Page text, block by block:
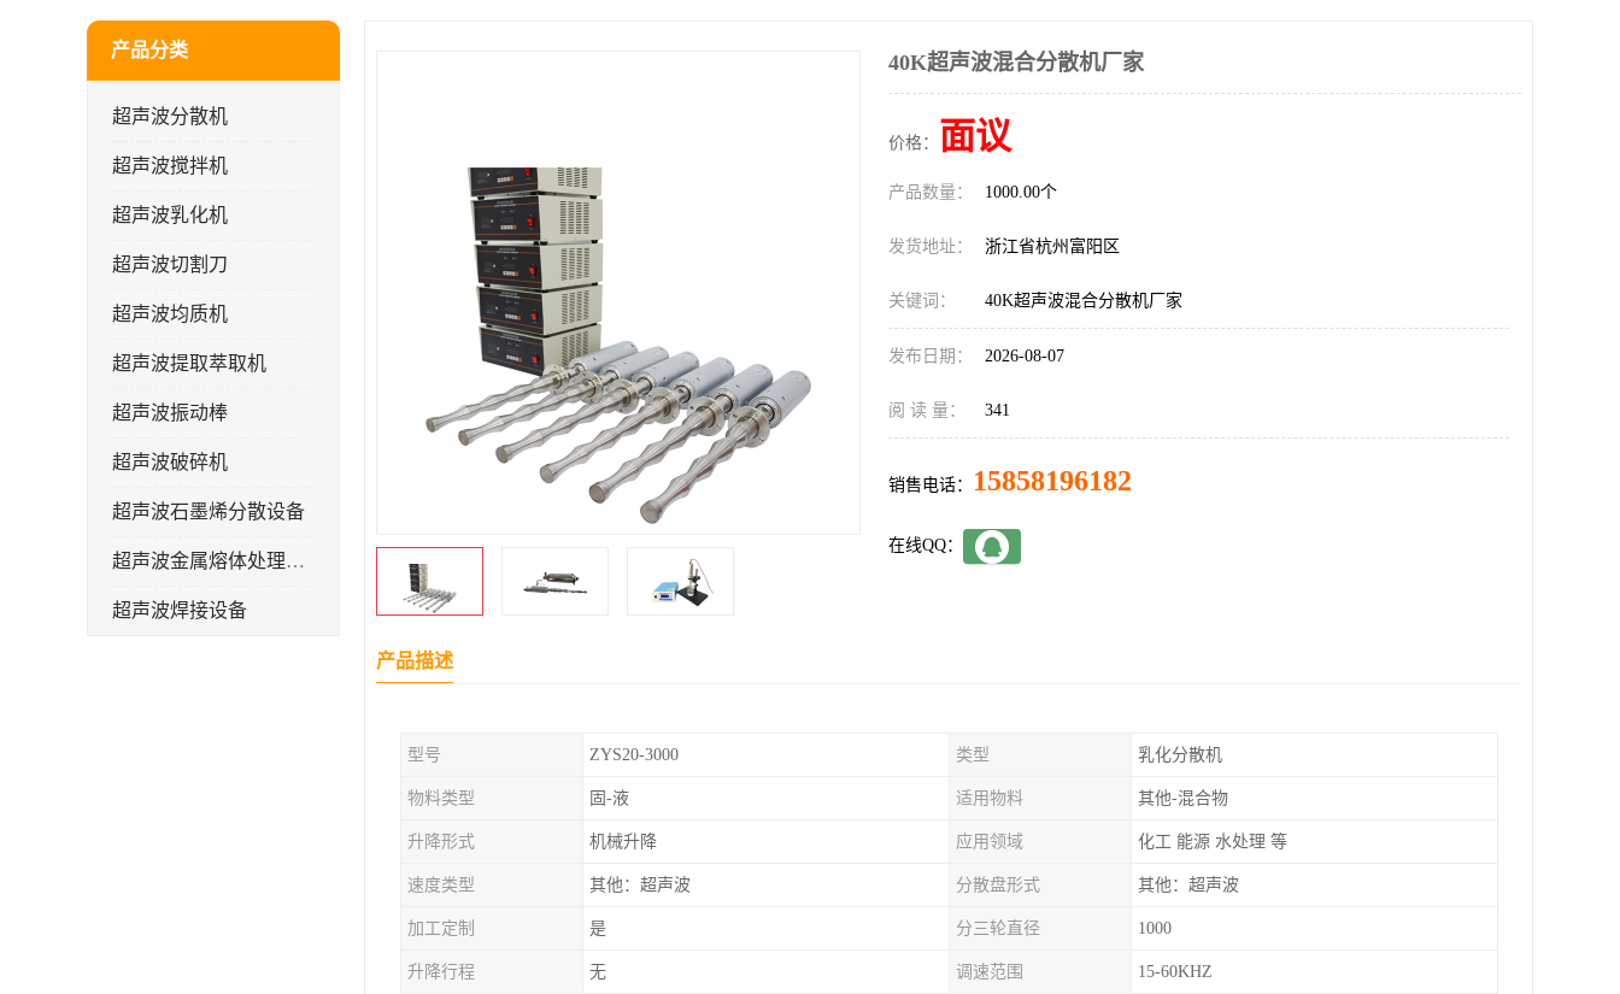
产品分类
超声波分散机
超声波搅拌机
超声波乳化机
超声波切割刀
超声波均质机
超声波提取萃取机
超声波振动棒
超声波破碎机
超声波石墨烯分散设备
超声波金属熔体处理设备
超声波焊接设备
40K超声波混合分散机厂家
价格： 面议
产品数量： 1000.00个
发货地址： 浙江省杭州富阳区
关键词： 40K超声波混合分散机厂家
发布日期： 2026-08-07
阅 读 量： 341
销售电话： 15858196182
在线QQ：
产品描述
型号 ZYS20-3000 类型 乳化分散机
物料类型 固-液 适用物料 其他-混合物
升降形式 机械升降 应用领域 化工 能源 水处理 等
速度类型 其他：超声波 分散盘形式 其他：超声波
加工定制 是 分三轮直径 1000
升降行程 无 调速范围 15-60KHZ